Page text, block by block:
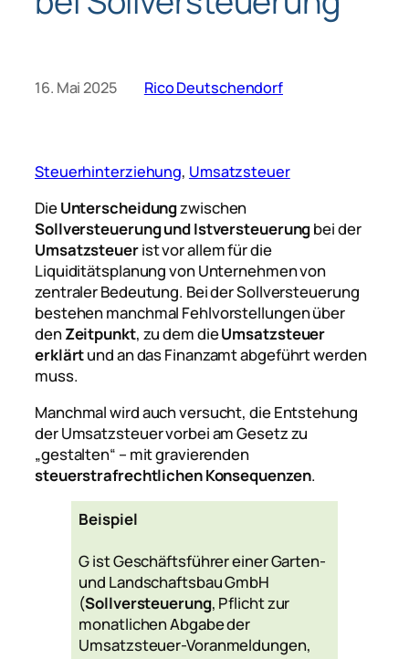
16. Mai 2025 Rico Deutschendorf
Steuerhinterziehung, Umsatzsteuer
DieUnterscheidungzwischen
Sollversteuerung und Istversteuerungbei der
Umsatzsteuerist vor allem für die
Liquiditätsplanung von Unternehmen von
zentraler Bedeutung. Bei der Sollversteuerung
bestehen manchmal Fehlvorstellungen über
denZeitpunkt, zu dem dieUmsatzsteuer
erklärtund an das Finanzamt abgeführt werden
muss.
Manchmal wird auch versucht, die Entstehung
der Umsatzsteuer vorbei am Gesetz zu
„gestalten“ – mit gravierenden
steuerstrafrechtlichen Konsequenzen.
Beispiel
G ist Geschäftsführer einer Garten-
und Landschaftsbau GmbH
(Sollversteuerung, Pflicht zur
monatlichen Abgabe der
Umsatzsteuer-Voranmeldungen,